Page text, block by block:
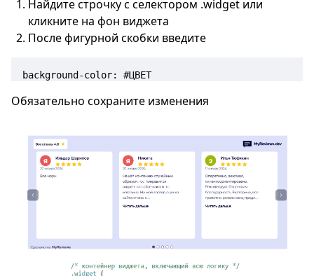
Найдите строчку с селектором .widget или
кликните на фон виджета
После фигурной скобки введите
background-color: #ЦВЕТ
Обязательно сохраните изменения